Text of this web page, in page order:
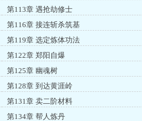
第113章 遇抢劫修士
第116章 接连斩杀筑基
第119章 选定炼体功法
第122章 郑阳自爆
第125章 幽魂树
第128章 到达黄涯岭
第131章 卖二阶材料
第134章 帮人炼丹